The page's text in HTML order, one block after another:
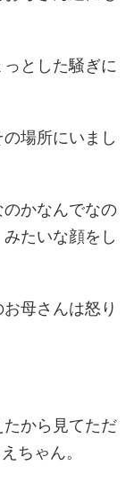
っとした騒ぎに
場所にいまし
かなんでなの
たいな顔をし
母さんは怒り
たから見てただ
ちゃん。